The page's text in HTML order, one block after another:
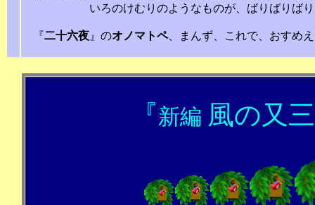
いろのけむりのようなものが、ばりばりば
『二十六夜 』のオノマトペ、まんず、これで、おす
『新編 風の又